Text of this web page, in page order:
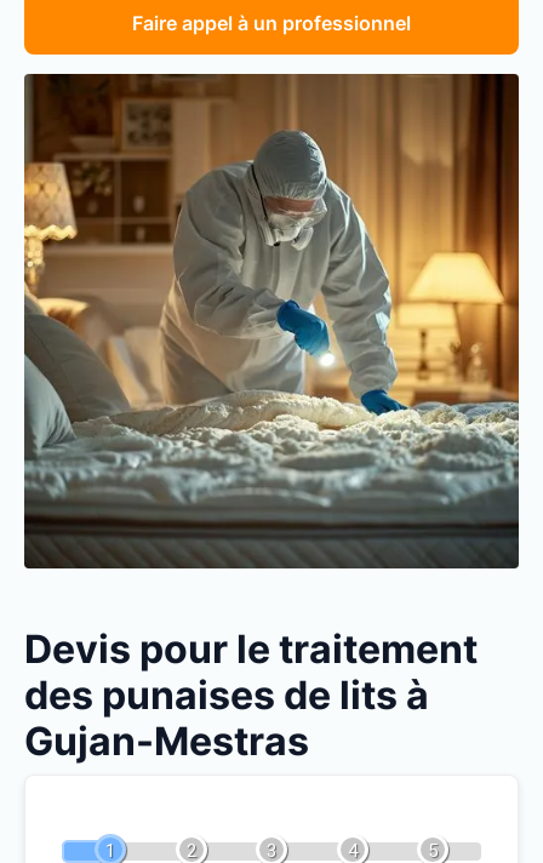
Faire appel à un professionnel
Devis pour le traitement
des punaises de lits à
Gujan-Mestras
1 2 3 4 5